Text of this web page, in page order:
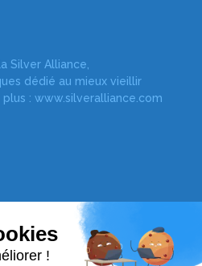
Silver Alliance,
dédié au mieux vieillir
: www.silveralliance.com